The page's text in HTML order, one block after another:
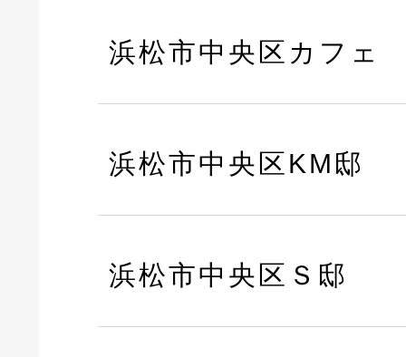
浜松市中央区カフェ
浜松市中央区KM邸
浜松市中央区Ｓ邸